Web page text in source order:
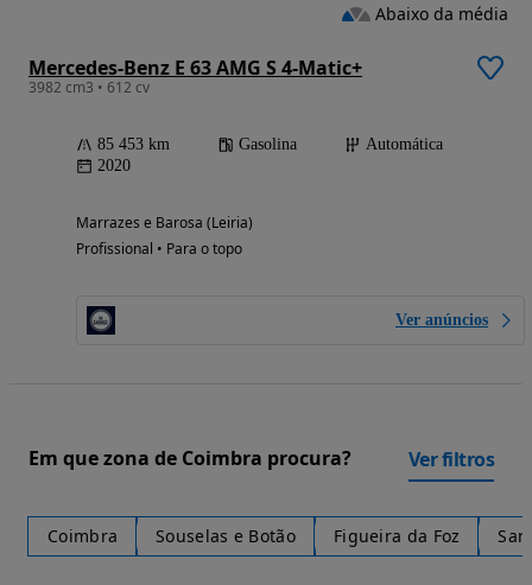
Mercedes-Benz E 63 AMG S 4-Matic+
3982 cm3 • 612 cv
85 453 km Gasolina
Automática
2020
Marrazes e Barosa (Leiria)
Profissional • Para o topo
Ver anúncios
Abaixo da média
Em que zona de Coimbra procura? Ver filtros
Coimbra Souselas e Botão Figueira da Foz